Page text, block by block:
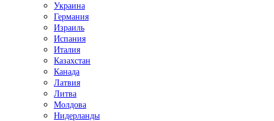
Украина
Германия
Израиль
Испания
Италия
Казахстан
Канада
Латвия
Литва
Молдова
Нидерланды